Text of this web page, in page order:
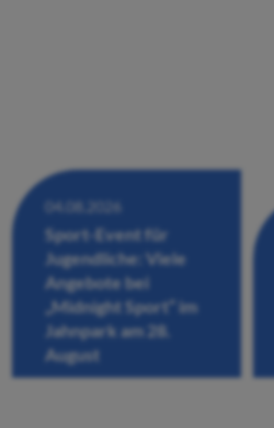
04.08.2026
Sport-Event für
Jugendliche: Viele
Angebote bei
„Midnight Sport“ im
Jahnpark am 28.
August